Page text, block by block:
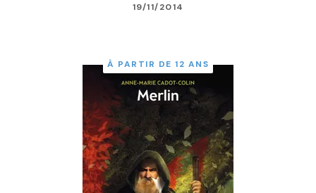
19/11/2014
À PARTIR DE 12 ANS